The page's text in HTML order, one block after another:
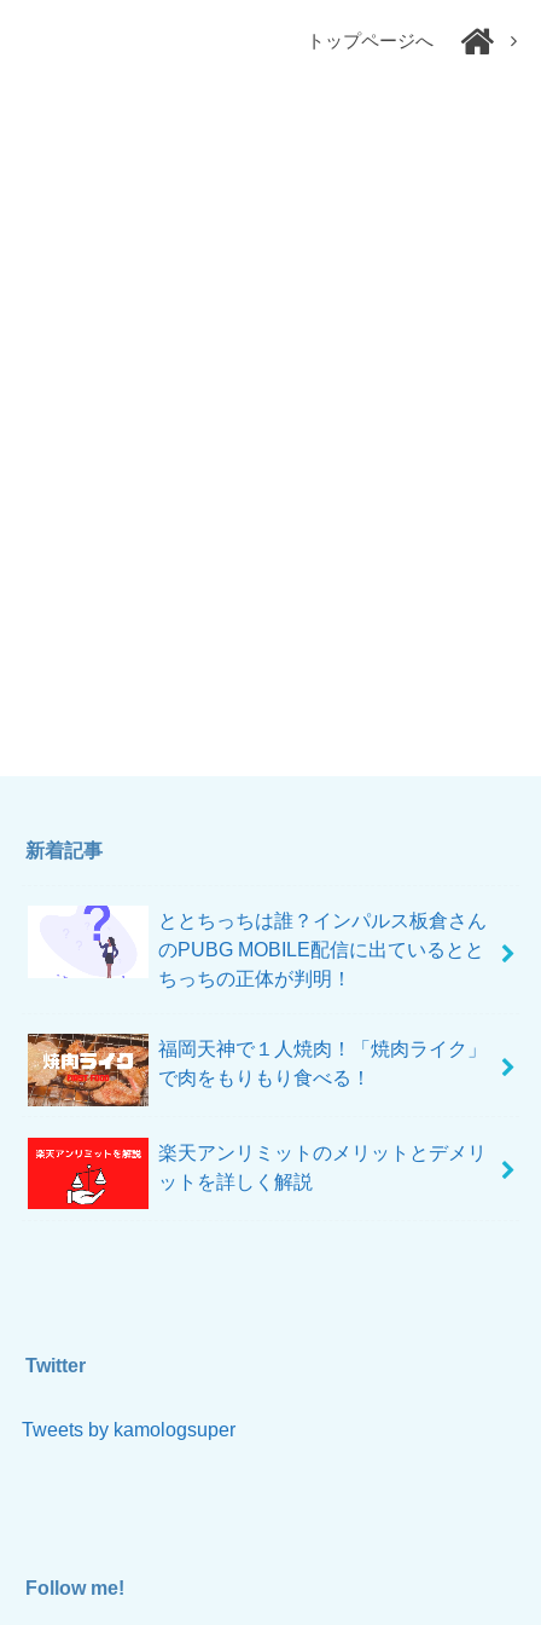
トップページへ
新着記事
ととちっちは誰？インパルス板倉さん
のPUBG MOBILE配信に出ているとと
ちっちの正体が判明！
福岡天神で１人焼肉！「焼肉ライク」
で肉をもりもり食べる！
楽天アンリミットのメリットとデメリ
ットを詳しく解説
Twitter
Tweets by kamologsuper
Follow me!